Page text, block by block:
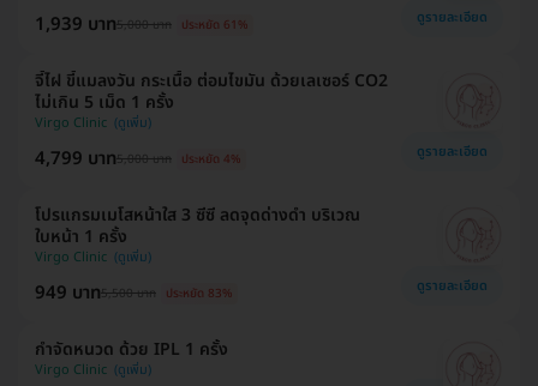
1,939 บาท5,000 บาท ประหยัด 61% ดูรายละเอียด
จี้ไฝ ขี้แมลงวัน กระเนื้อ ต่อมไขมัน ด้วยเลเซอร์ CO2
ไม่เกิน 5 เม็ด 1 ครั้ง
Virgo Clinic
4,799 บาท5,000 บาท ประหยัด 4% ดูรายละเอียด
โปรแกรมเมโสหน้าใส 3 ซีซี ลดจุดด่างดำ บริเวณ
ใบหน้า 1 ครั้ง
Virgo Clinic
949 บาท5,500 บาท ประหยัด 83% ดูรายละเอียด
กำจัดหนวด ด้วย IPL 1 ครั้ง
Virgo Clinic